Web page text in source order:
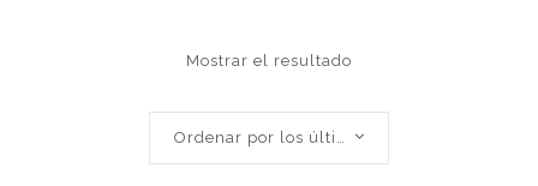
Mostrar el resultado
Ordenar por los últimos